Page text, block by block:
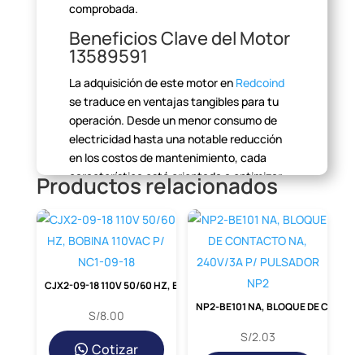
comprobada.
Beneficios Clave del Motor
13589591
La adquisición de este motor en Redcoind
se traduce en ventajastangibles para tu
operación. Desde un menor consumo de
electricidad hasta una notable reducción
en los costos de mantenimiento, cada
característica estáorientada a optimizar
tu inversión.
Productos relacionados
S/8.00
Cotizar
S/2.03